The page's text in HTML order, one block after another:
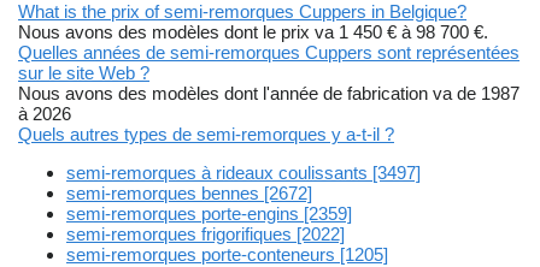
What is the prix of semi-remorques Cuppers in Belgique?
Nous avons des modèles dont le prix va 1 450 € à 98 700 €.
Quelles années de semi-remorques Cuppers sont représentées
sur le site Web ?
Nous avons des modèles dont l'année de fabrication va de 1987
à 2026
Quels autres types de semi-remorques y a-t-il ?
semi-remorques à rideaux coulissants [3497]
semi-remorques bennes [2672]
semi-remorques porte-engins [2359]
semi-remorques frigorifiques [2022]
semi-remorques porte-conteneurs [1205]